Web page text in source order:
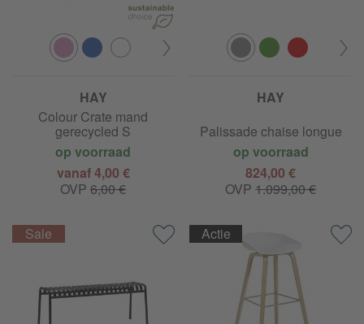
HAY
Colour Crate mand
gerecycled S
op voorraad
vanaf 4,00 €
OVP6,00 €
HAY
Palissade chaise longue
op voorraad
824,00 €
OVP1.099,00 €
Actie